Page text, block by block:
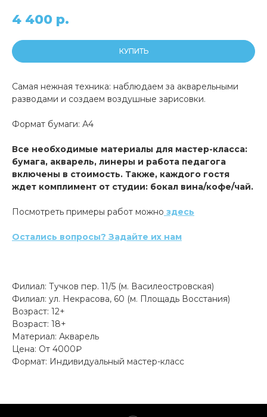
4 400 р.
КУПИТЬ
Самая нежная техника: наблюдаем за акварельными
разводами и создаем воздушные зарисовки.
Формат бумаги: А4
Все необходимые материалы для мастер-класса:
бумага, акварель, линеры и работа педагога
включены в стоимость. Также, каждого гостя
ждет комплимент от студии: бокал вина/кофе/чай.
Посмотреть примеры работ можно здесь
Остались вопросы? Задайте их нам
Филиал: Тучков пер. 11/5 (м. Василеостровская)
Филиал: ул. Некрасова, 60 (м. Площадь Восстания)
Возраст: 12+
Возраст: 18+
Материал: Акварель
Цена: От 4000₽
Формат: Индивидуальный мастер-класс